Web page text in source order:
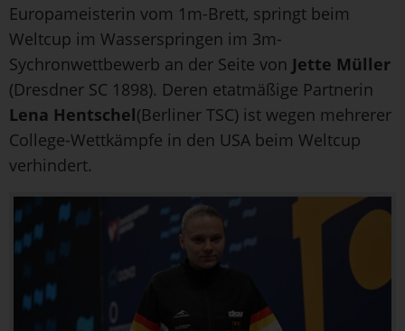
Europameisterin vom 1m-Brett, springt beim
Weltcup im Wasserspringen im 3m-
Sychronwettbewerb an der Seite von Jette Müller
(Dresdner SC 1898). Deren etatmäßige Partnerin
Lena Hentschel(Berliner TSC) ist wegen mehrerer
College-Wettkämpfe in den USA beim Weltcup
verhindert.